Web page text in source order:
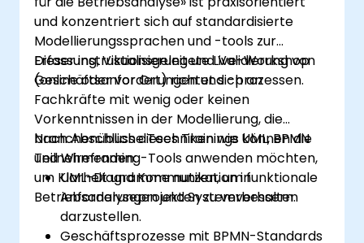
und konzentriert sich auf standardisierte
Modellierungssprachen und -tools zur
Erfassung, Visualisierung und Validierung von
Geschäftsanforderungen und -prozessen.
Dieser instruktionsgeleitete Live-Workshop
(online oder vor Ort) richtet sich an
Fachkräfte mit wenig oder keinen
Vorkenntnissen in der Modellierung, die
branchenübliche Techniken wie UML, BPMN
und Wireframing-Tools anwenden möchten,
um Klarheit und Kommunikation in
Betriebsanalyseprojekten zu verbessern.
Nach Abschluss dieses Trainings können die
Teilnehmenden:
UML-Diagramme nutzen, um funktionale
Anforderungen und Systemverhalten
darzustellen.
Geschäftsprozesse mit BPMN-Standards